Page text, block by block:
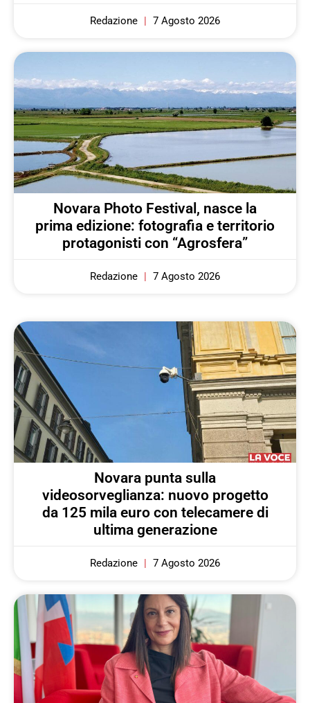
Redazione 7 Agosto 2026
Novara Photo Festival, nasce la
prima edizione: fotografia e territorio
protagonisti con “Agrosfera”
Redazione 7 Agosto 2026
Novara punta sulla
videosorveglianza: nuovo progetto
da 125 mila euro con telecamere di
ultima generazione
Redazione 7 Agosto 2026